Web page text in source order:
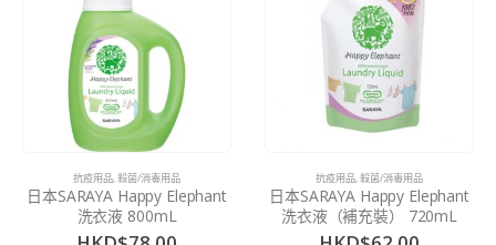
抗疫用品,殺菌/消毒用品
日本SARAYA Happy Elephant
洗衣液 800mL
抗疫用品,殺菌/消毒用品
日本SARAYA Happy Elephant
洗衣液（補充裝） 720mL